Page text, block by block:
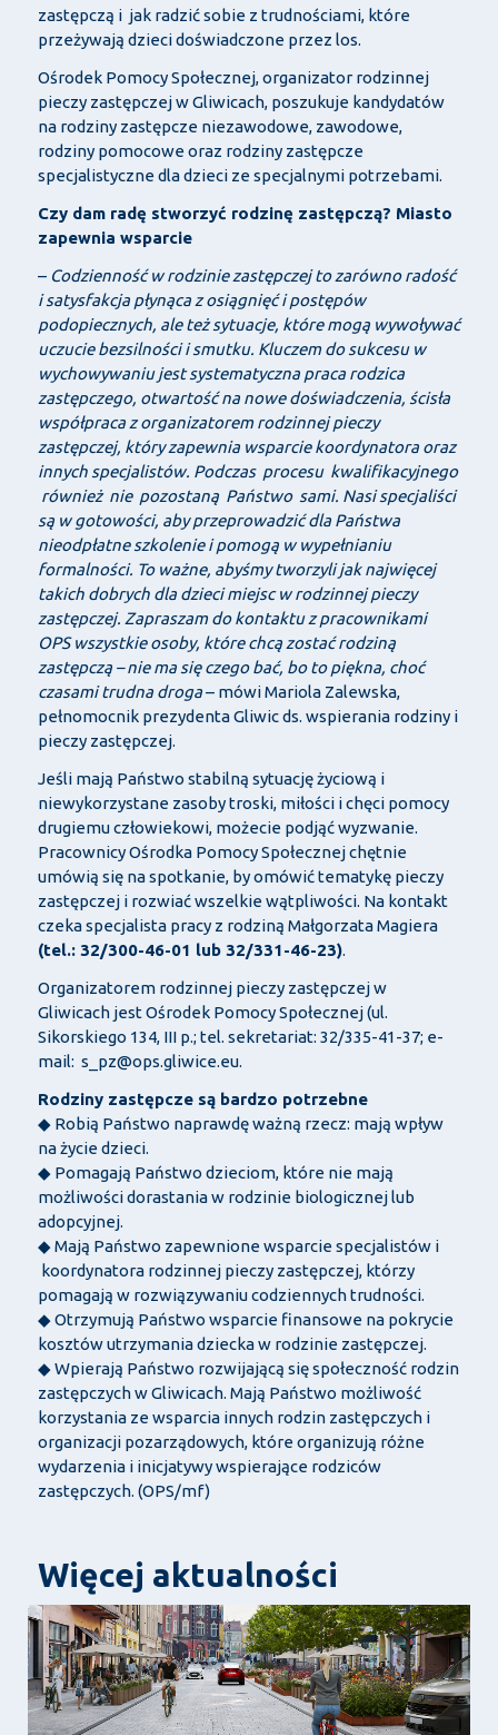
zastępczą i jak radzić sobie z trudnościami, które
przeżywają dzieci doświadczone przez los.
Ośrodek Pomocy Społecznej, organizator rodzinnej
pieczy zastępczej w Gliwicach, poszukuje kandydatów
na rodziny zastępcze niezawodowe, zawodowe,
rodziny pomocowe oraz rodziny zastępcze
specjalistyczne dla dzieci ze specjalnymi potrzebami.
Czy dam radę stworzyć rodzinę zastępczą? Miasto
zapewnia wsparcie
– Codzienność w rodzinie zastępczej to zarówno radość
i satysfakcja płynąca z osiągnięć i postępów
podopiecznych, ale też sytuacje, które mogą wywoływać
uczucie bezsilności i smutku. Kluczem do sukcesu w
wychowywaniu jest systematyczna praca rodzica
zastępczego, otwartość na nowe doświadczenia, ścisła
współpraca z organizatorem rodzinnej pieczy
zastępczej, który zapewnia wsparcie koordynatora oraz
innych specjalistów. Podczas procesu kwalifikacyjnego
również nie pozostaną Państwo sami. Nasi specjaliści
są w gotowości, aby przeprowadzić dla Państwa
nieodpłatne szkolenie i pomogą w wypełnianiu
formalności. To ważne, abyśmy tworzyli jak najwięcej
takich dobrych dla dzieci miejsc w rodzinnej pieczy
zastępczej. Zapraszam do kontaktu z pracownikami
OPS wszystkie osoby, które chcą zostać rodziną
zastępczą – nie ma się czego bać, bo to piękna, choć
czasami trudna droga– mówi Mariola Zalewska,
pełnomocnik prezydenta Gliwic ds. wspierania rodziny i
pieczy zastępczej.
Jeśli mają Państwo stabilną sytuację życiową i
niewykorzystane zasoby troski, miłości i chęci pomocy
drugiemu człowiekowi, możecie podjąć wyzwanie.
Pracownicy Ośrodka Pomocy Społecznej chętnie
umówią się na spotkanie, by omówić tematykę pieczy
zastępczej i rozwiać wszelkie wątpliwości. Na kontakt
czeka specjalista pracy z rodziną Małgorzata Magiera
(tel.: 32/300-46-01 lub 32/331-46-23).
Organizatorem rodzinnej pieczy zastępczej w
Gliwicach jest Ośrodek Pomocy Społecznej (ul.
Sikorskiego 134, III p.; tel. sekretariat: 32/335-41-37; e-
mail: s_pz@ops.gliwice.eu.
Rodziny zastępcze są bardzo potrzebne
◆ Robią Państwo naprawdę ważną rzecz: mają wpływ
na życie dzieci.
◆ Pomagają Państwo dzieciom, które nie mają
możliwości dorastania w rodzinie biologicznej lub
adopcyjnej.
◆ Mają Państwo zapewnione wsparcie specjalistów i
koordynatora rodzinnej pieczy zastępczej, którzy
pomagają w rozwiązywaniu codziennych trudności.
◆ Otrzymują Państwo wsparcie finansowe na pokrycie
kosztów utrzymania dziecka w rodzinie zastępczej.
◆ Wpierają Państwo rozwijającą się społeczność rodzin
zastępczych w Gliwicach. Mają Państwo możliwość
korzystania ze wsparcia innych rodzin zastępczych i
organizacji pozarządowych, które organizują różne
wydarzenia i inicjatywy wspierające rodziców
zastępczych. (OPS/mf)
Więcej aktualności